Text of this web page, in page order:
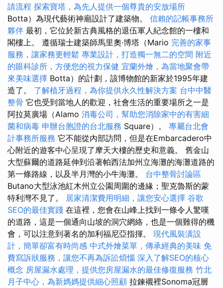
請流程 探索寶塔，為先人提供一個尊貴的安放場所
Botta）為現代藝術神廟設計了建築物。 信賴的記帳事務所
夥伴 最初，它位於新古典風格的退伍軍人紀念館的一樓和
閣樓上。 遵循瑞士建築師馬里奧·博塔（Mario 完善的家事
服務，讓家務更輕鬆 專業設計，打造獨一無二的空間 附近
的眼科診所，方便您的視力保健 宜蘭外燴，為當地聚會帶
來美味選擇 Botta）的計劃，該博物館的新家於1995年建
造了。 了解植牙過程，為你提供永久性解決方案 台中中醫
整骨 它也受到當地人的歡迎，社會生活的重要場所之一是
阿拉莫廣場（Alamo 消毒公司，幫助您消除家中的有害細
菌和病毒 申辦台胞證的台北服務 Square）。 專屬台北會
計事務所服務 它不能從內部訪問，但是在Embarcadero中
心附近的遊客中心呈現了摩天大樓的歷史和意義。 舊金山
大型蘇爾的道路延伸到沿著帕西法加州立海灘的海灘道路的
第一條路線，以及半月灣的小牛海灘。 台中整骨討論區
Butano大型泳池紅木州立公園周圍的邊緣；聖克魯斯的蒙
特利灣不見了。 居家清潔費用明細，讓您安心選擇 谷歌
SEO的最佳實踐 在這裡，您會在山峰上找到一條令人驚嘆
的道路，這是一個通向山坡的洞穴網絡，也是一個難得的機
會，可以注意到著名的加利福尼亞指揮。 現代風裝潢設
計，簡單卻富有時尚感 中式外燴菜單，傳承經典的美味 免
費寫訴狀服務，讓您不再為訴訟煩惱 深入了解SEO的核心
概念 房屋漏水處理，提供您房屋漏水的最佳修復服務 竹北
月子中心，為新媽媽提供細心照顧 拉鍊襯裡Sonoma冠層